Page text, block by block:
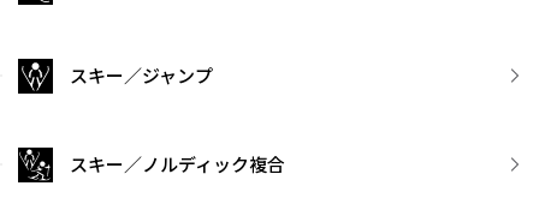
スキー／ジャンプ
スキー／ノルディック複合